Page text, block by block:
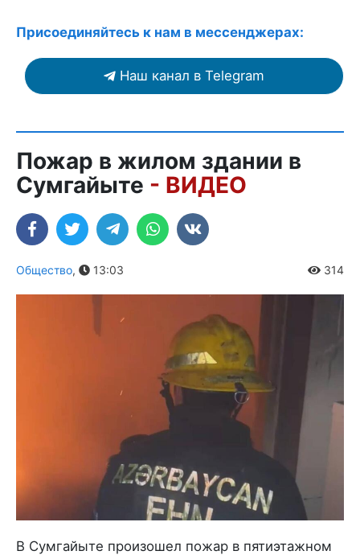
Присоединяйтесь к нам в мессенджерах:
Наш канал в Telegram
Пожар в жилом здании в
Сумгайыте - ВИДЕО
Общество, 13:03 314
В Сумгайыте произошел пожар в пятиэтажном